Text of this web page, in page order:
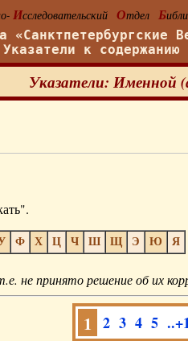
Исследовательский Отдел Б
«Санктпетербургские
Указатели к
Указатели: Именной
Ф Х Ц Ч Ш Щ Э Ю Я
не принято решение об их
1 2 3 4 5